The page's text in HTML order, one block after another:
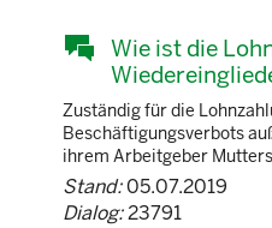
Wie ist die
Zuständig für die
Beschäftigungsverbots
ihrem Arbeitgeber
Stand:05.07.2019
Dialog:23791